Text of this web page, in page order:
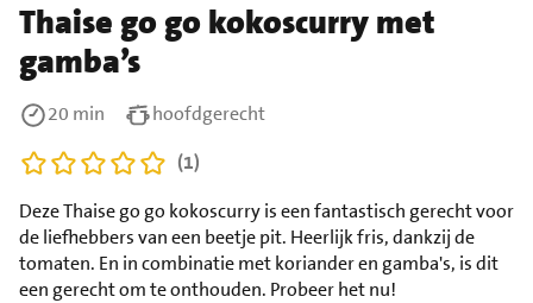
Thaise go go kokoscurry met
gamba’s
Deze Thaise go go kokoscurry is een fantastisch gerecht voor
de liefhebbers van een beetje pit. Heerlijk fris, dankzij de
tomaten. En in combinatie met koriander en gamba's, is dit
een gerecht om te onthouden. Probeer het nu!
20 min
hoofdgerecht
(1)